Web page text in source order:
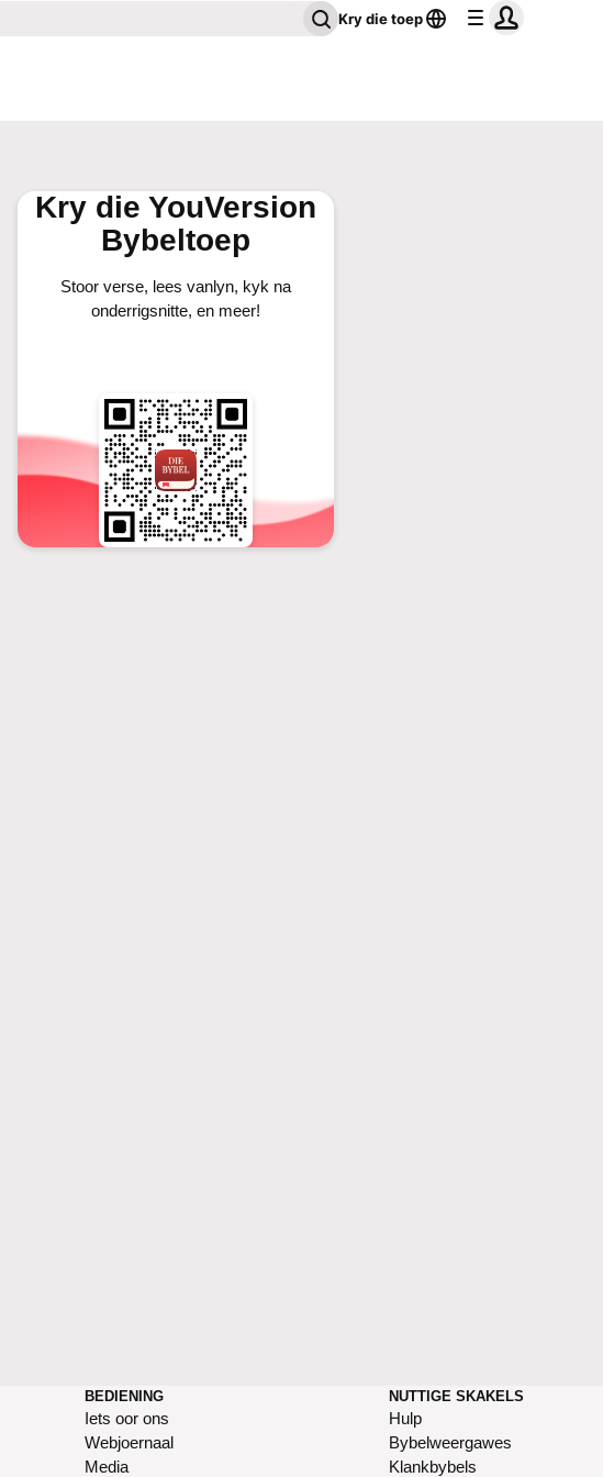
Kry die toep
Kry die YouVersion
Bybeltoep
Stoor verse, lees vanlyn, kyk na
onderrigsnitte, en meer!
BEDIENING
Iets oor ons
Webjoernaal
Media
NUTTIGE SKAKELS
Hulp
Bybelweergawes
Klankbybels